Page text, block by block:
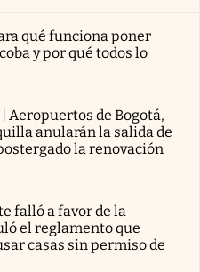
qué funciona poner
y por qué todos lo
Aeropuertos de Bogotá,
anularán la salida de
la renovación
falló a favor de la
el reglamento que
casas sin permiso de